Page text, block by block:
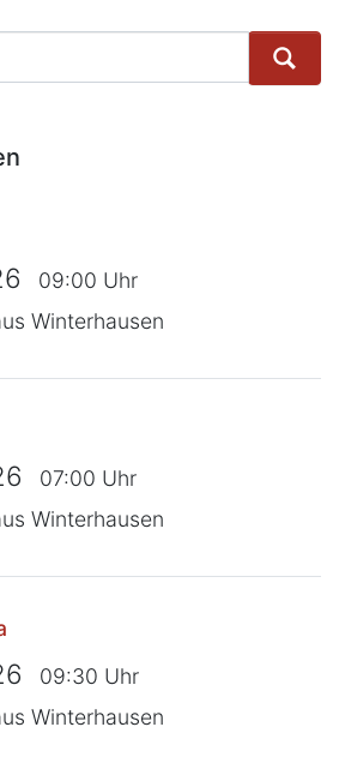
09:00 Uhr
Winterhausen
07:00 Uhr
Winterhausen
09:30 Uhr
Winterhausen